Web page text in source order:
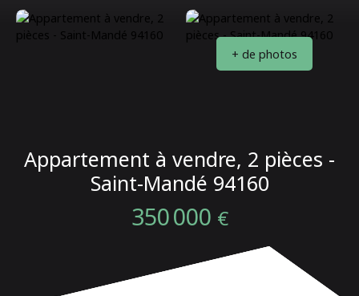
+ de photos
Appartement à vendre, 2 pièces -
Saint-Mandé 94160
350 000 €